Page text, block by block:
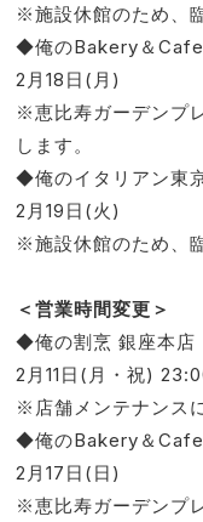
※施設休館のため、
◆俺のBakery＆
2月18日(月)
※恵比寿ガーデンプ
します。
◆俺のイタリアン東
2月19日(火)
※施設休館のため、
＜営業時間変更＞
◆俺の割烹 銀座本店
2月11日(月・祝)
※店舗メンテナンス
◆俺のBakery＆
2月17日(日)
※恵比寿ガーデンプ